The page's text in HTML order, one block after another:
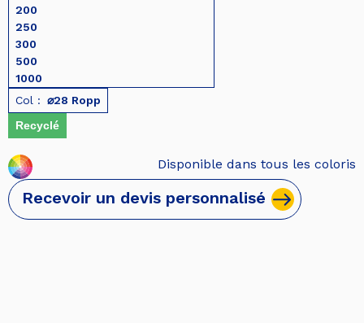
200
250
300
500
1000
Col : ⌀28 Ropp
Recyclé
Disponible dans tous les coloris
Recevoir un devis personnalisé